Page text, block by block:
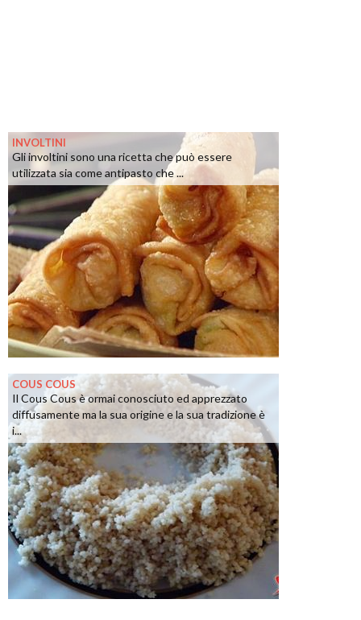
INVOLTINI
Gli involtini sono una ricetta che può essere
utilizzata sia come antipasto che ...
COUS COUS
Il Cous Cous è ormai conosciuto ed apprezzato
diffusamente ma la sua origine e la sua tradizione è
i...